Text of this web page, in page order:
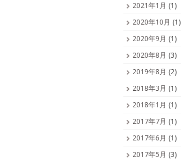
2021年1月 (1)
2020年10月 (1)
2020年9月 (1)
2020年8月 (3)
2019年8月 (2)
2018年3月 (1)
2018年1月 (1)
2017年7月 (1)
2017年6月 (1)
2017年5月 (3)